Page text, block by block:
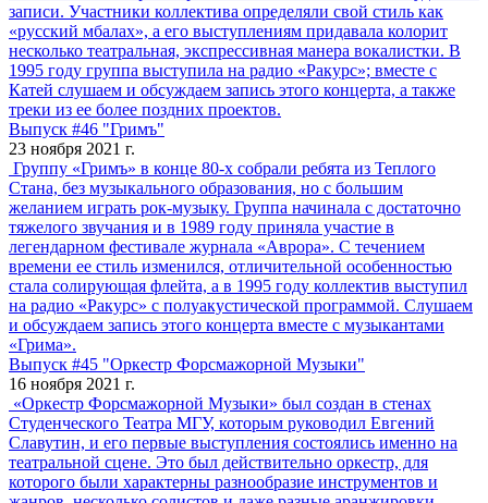
записи. Участники коллектива определяли свой стиль как
«русский мбалах», а его выступлениям придавала колорит
несколько театральная, экспрессивная манера вокалистки. В
1995 году группа выступила на радио «Ракурс»; вместе с
Катей слушаем и обсуждаем запись этого концерта, а также
треки из ее более поздних проектов.
Выпуск #46 "Гримъ"
23 ноября 2021 г.
Группу «Гримъ» в конце 80-х собрали ребята из Теплого
Стана, без музыкального образования, но с большим
желанием играть рок-музыку. Группа начинала с достаточно
тяжелого звучания и в 1989 году приняла участие в
легендарном фестивале журнала «Аврора». С течением
времени ее стиль изменился, отличительной особенностью
стала солирующая флейта, а в 1995 году коллектив выступил
на радио «Ракурс» с полуакустической программой. Слушаем
и обсуждаем запись этого концерта вместе с музыкантами
«Грима».
Выпуск #45 "Оркестр Форсмажорной Музыки"
16 ноября 2021 г.
«Оркестр Форсмажорной Музыки» был создан в стенах
Студенческого Театра МГУ, которым руководил Евгений
Славутин, и его первые выступления состоялись именно на
театральной сцене. Это был действительно оркестр, для
которого были характерны разнообразие инструментов и